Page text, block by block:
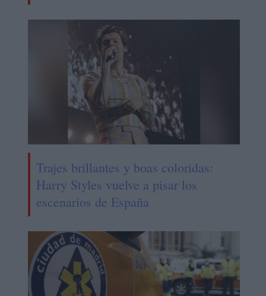
Trajes brillantes y boas coloridas:
Harry Styles vuelve a pisar los
escenarios de España